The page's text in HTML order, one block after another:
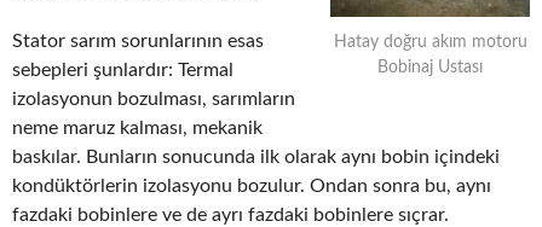
Hatay doğru akım motoru
Bobinaj Ustası
Stator sarım sorunlarının esas
sebepleri şunlardır: Termal
izolasyonun bozulması, sarımların
neme maruz kalması, mekanik
baskılar. Bunların sonucunda ilk olarak aynı bobin içindeki
kondüktörlerin izolasyonu bozulur. Ondan sonra bu, aynı
fazdaki bobinlere ve de ayrı fazdaki bobinlere sıçrar.